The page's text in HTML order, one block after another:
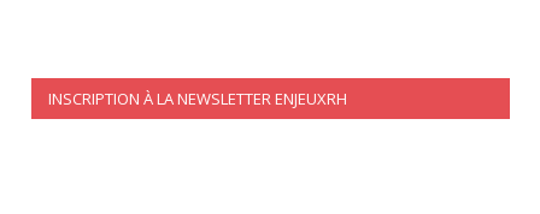
INSCRIPTION À LA NEWSLETTER ENJEUXRH